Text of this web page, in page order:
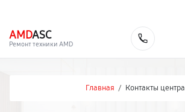
AMDASC
Ремонт техники AMD
Главная / Контакты центра